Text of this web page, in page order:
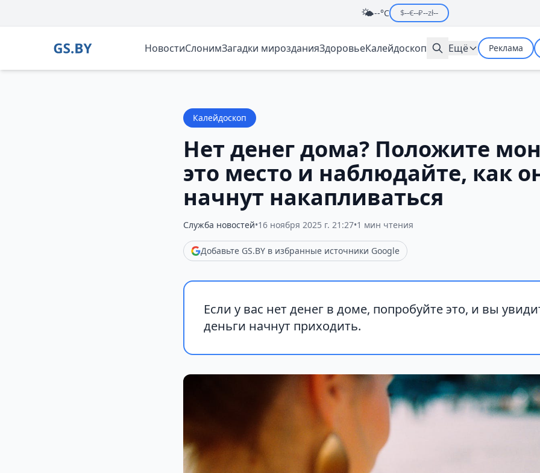
🌤️--°C $--€--₽--zł--
НовостиСлонимЗагадки мирозданияЗдоровьеКалейдоскоп Ещё Реклама
Калейдоскоп
Нет денег дома? Положите
это место и наблюдайте, как
начнут накапливаться
Служба новостей•16 ноября 2025 г. 21:27•1 мин чтения
Добавьте GS.BY в избранные источники Google
Если у вас нет денег в доме, попробуйте это, и вы
деньги начнут приходить.